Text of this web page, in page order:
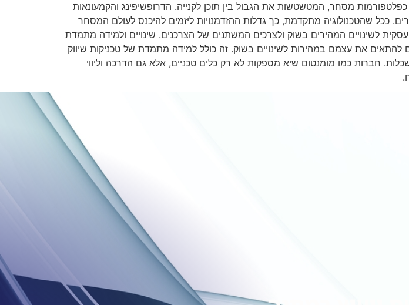
מסחר, המטשטשות את הגבול בין תוכן לקנייה. הדרופשיפינג והקמעונאות
ככל שהטכנולוגיה מתקדמת, כך גדלות ההזדמנויות ליזמים להיכנס לעולם המסחר
לשינויים המהירים בשוק ולצרכים המשתנים של הצרכנים. שינויים ולמידה מתמדת
להתאים את עצמם במהירות לשינויים בשוק. זה כולל למידה מתמדת של טכניקות שיווק
חברות כמו מומנטום שיא מספקות לא רק כלים טכניים, אלא גם הדרכה וליווי